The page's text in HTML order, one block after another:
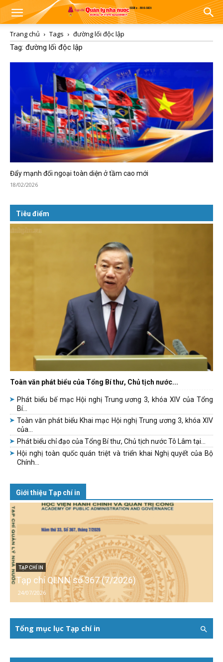
Trang chủ Tags
đường lối độc lập
Tag: đường lối độc lập
Đẩy mạnh đối ngoại toàn diện ở tầm cao mới
18/02/2026
Tiêu điểm
Toàn văn phát biểu của Tổng Bí thư, Chủ tịch nước...
Phát biểu bế mạc Hội nghị Trung ương 3, khóa XIV của Tổng
Bí...
Toàn văn phát biểu Khai mạc Hội nghị Trung ương 3, khóa XIV
của...
Phát biểu chỉ đạo của Tổng Bí thư, Chủ tịch nước Tô Lâm tại...
Hội nghị toàn quốc quán triệt và triển khai Nghị quyết của Bộ
Chính...
Giới thiệu Tạp chí in
TẠP CHÍ IN
Tạp chí QLNN số 367 (7/2026)
24/07/2026
Tổng mục lục Tạp chí in